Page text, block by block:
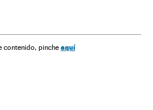
contenido, pinche aquí